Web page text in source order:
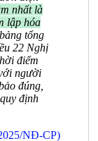
nhất là
lập hóa
tổng
22 Nghị
điểm
người
đúng,
định
NĐ-CP)